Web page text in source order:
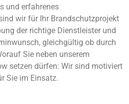
und erfahrenes
wir für Ihr Brandschutzprojekt
der richtige Dienstleister und
gleichgültig ob durch
Sie neben unserem
setzen dürfen: Wir sind motiviert
Sie im Einsatz.